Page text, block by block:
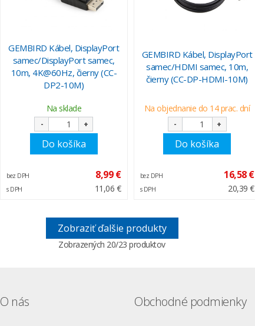
GEMBIRD Kábel, DisplayPort
samec/DisplayPort samec,
10m, 4K@60Hz, čierny (CC-
DP2-10M)
Na sklade
- +
Do košíka
bez DPH 8,99 €
s DPH 11,06 €
GEMBIRD Kábel, DisplayPort
samec/HDMI samec, 10m,
čierny (CC-DP-HDMI-10M)
Na objednanie do 14 prac. dní
- +
Do košíka
bez DPH 16,58 €
s DPH 20,39 €
Zobraziť ďalšie produkty
Zobrazených 20/23 produktov
O nás Obchodné podmienky